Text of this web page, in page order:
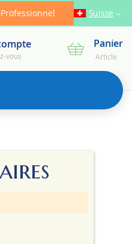
Professionnel Suisse
vous Mon panier
Panier
Article